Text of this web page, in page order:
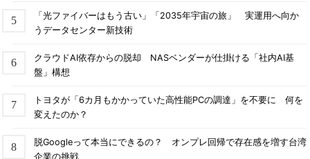
「光ファイバーはもう古い」「2035年宇宙の旅」 実運用へ向か
うデータセンター新技術
クラウドAI依存からの脱却 NASベンダーが仕掛ける「社内AI基
盤」構想
トヨタが「6カ月もかかっていた高性能PCの調達」を不要に 何を
変えたのか？
脱Googleって本当にできるの？ オンプレ回帰で存在感を増す台湾
企業の挑戦